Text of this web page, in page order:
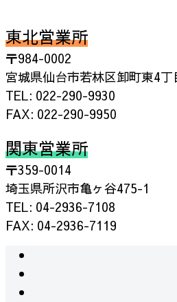
東北営業所
〒984-0002
宮城県仙台市若林区卸町東4
TEL: 022-290-9930
FAX: 022-290-9950
関東営業所
〒359-0014
埼玉県所沢市亀ヶ谷475-1
TEL: 04-2936-7108
FAX: 04-2936-7119